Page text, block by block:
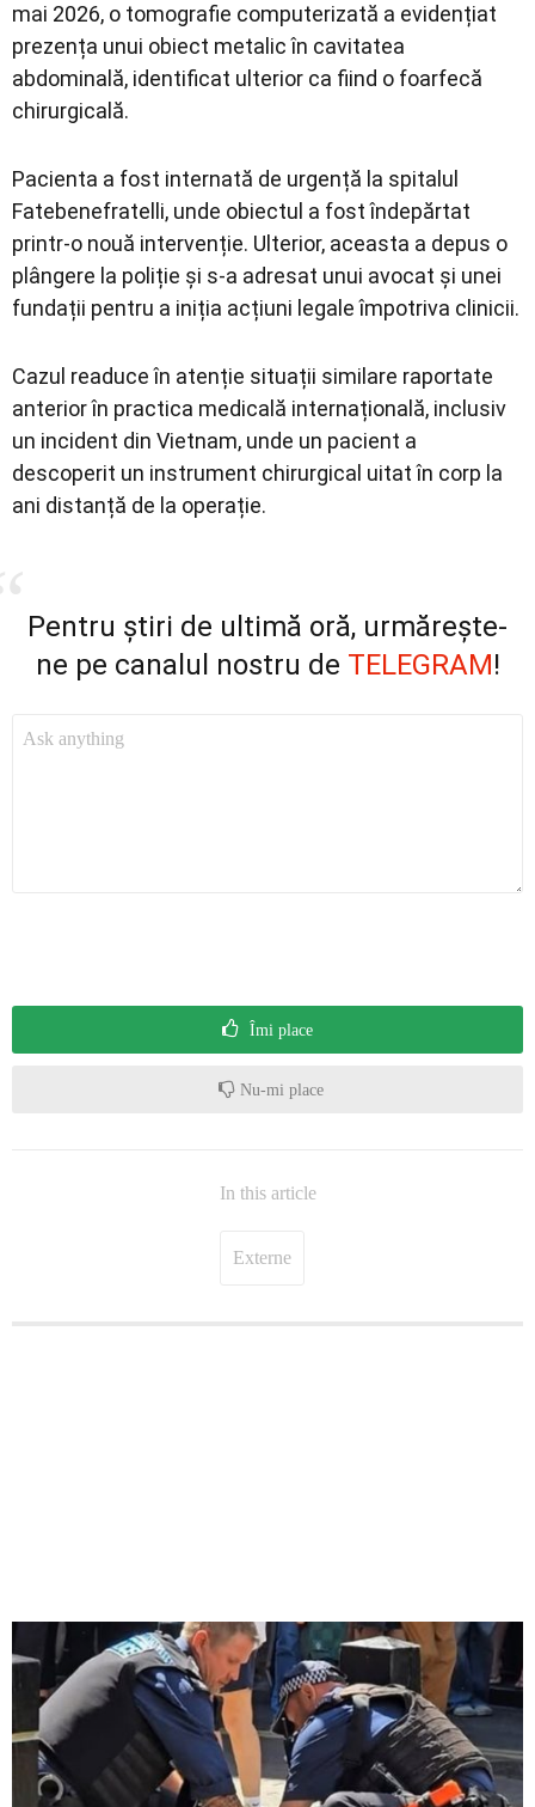
mai 2026, o tomografie computerizată a evidențiat
prezența unui obiect metalic în cavitatea
abdominală, identificat ulterior ca fiind o foarfecă
chirurgicală.
Pacienta a fost internată de urgență la spitalul
Fatebenefratelli, unde obiectul a fost îndepărtat
printr-o nouă intervenție. Ulterior, aceasta a depus o
plângere la poliție și s-a adresat unui avocat și unei
fundații pentru a iniția acțiuni legale împotriva clinicii.
Cazul readuce în atenție situații similare raportate
anterior în practica medicală internațională, inclusiv
un incident din Vietnam, unde un pacient a
descoperit un instrument chirurgical uitat în corp la
ani distanță de la operație.
Pentru știri de ultimă oră, urmărește-
ne pe canalul nostru de TELEGRAM!
Îmi place
Nu-mi place
In this article
Externe